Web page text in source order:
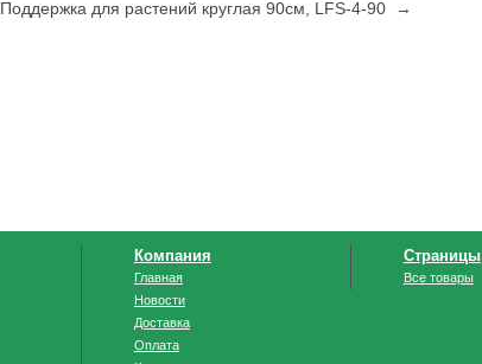
Поддержка для растений круглая 90см, LFS-4-90 →
Компания
Главная
Новости
Доставка
Оплата
Страницы
Все товары